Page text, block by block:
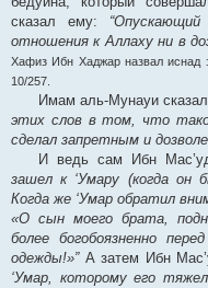
сказал ему:
отношения к Аллаху ни в
Хафиз Ибн Хаджар назвал иснад
10/257.
Имам аль-Мунауи
этих слов в том, что
сделал запретным и
И ведь сам Ибн
зашел к ‘Умару (когда он
Когда же ‘Умар обратил
«О сын моего брата,
более богобоязненно
одежды!»”А затем Ибн
‘Умар, которому его